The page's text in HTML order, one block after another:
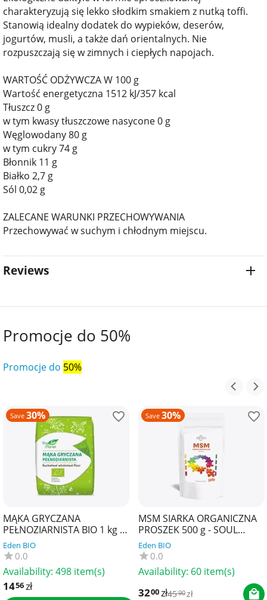
charakteryzują się lekko słodkim smakiem z nutką toffi.
Stanowią idealny dodatek do wypieków, deserów,
jogurtów, musli, a także dań orientalnych. Nie
rozpuszczają się w zimnych i ciepłych napojach.
WARTOŚĆ ODŻYWCZA W 100 g
Wartość energetyczna 1512 kJ/357 kcal
Tłuszcz 0 g
w tym kwasy tłuszczowe nasycone 0 g
Węglowodany 80 g
w tym cukry 74 g
Błonnik 11 g
Białko 2,7 g
Sól 0,02 g
ZALECANE WARUNKI PRZECHOWYWANIA
Przechowywać w suchym i chłodnym miejscu.
Reviews
Promocje do 50%
Promocje do 50%
Save 30%
MĄKA GRYCZANA
PEŁNOZIARNISTA BIO 1 kg -
BIO PLANET
Eden BIO
0.0
Availability: 498 item(s)
1456zł
Save 30%
MSM SIARKA ORGANICZNA
PROSZEK 500 g - SOUL
FARM
Eden BIO
0.0
Availability: 60 item(s)
3200zł4590zł